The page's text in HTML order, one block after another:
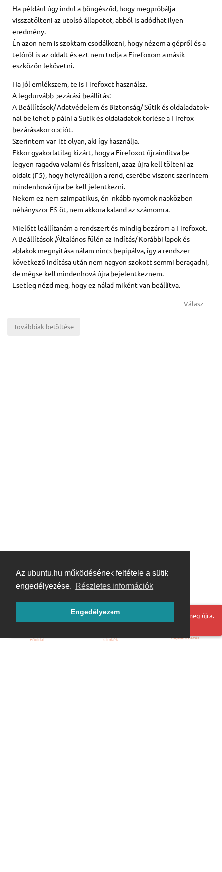
Az ubuntu.hu működésének feltétele a sütik
engedélyezése. Részletes információk
Engedélyezem
Ha például úgy indul a böngésződ, hogy megpróbálja
visszatölteni az utolsó állapotot, abból is adódhat ilyen
eredmény.
Én azon nem is szoktam csodálkozni, hogy nézem a gépről és a
telóról is az oldalt és ezt nem tudja a Firefoxom a másik
eszközön lekövetni.
Ha jól emlékszem, te is Firefoxot használsz.
A legdurvább bezárási beállítás:
A Beállítások/ Adatvédelem és Biztonság/ Sütik és oldaladatok-
nál be lehet pipálni a Sütik és oldaladatok törlése a Firefox
bezárásakor opciót.
Szerintem van itt olyan, aki így használja.
Ekkor gyakorlatilag kizárt, hogy a Firefoxot újraindítva be
legyen ragadva valami és frissíteni, azaz újra kell tölteni az
oldalt (F5), hogy helyreálljon a rend, cserébe viszont szerintem
mindenhová újra be kell jelentkezni.
Nekem ez nem szimpatikus, én inkább nyomok napközben
néhányszor F5-öt, nem akkora kaland az számomra.
Mielőtt leállítanám a rendszert és mindig bezárom a Firefoxot.
A Beállítások /Általános fülén az Indítás/ Korábbi lapok és
ablakok megnyitása nálam nincs bepipálva, így a rendszer
következő indítása után nem nagyon szokott semmi beragadni,
de mégse kell mindenhová újra bejelentkeznem.
Esetleg nézd meg, hogy ez nálad miként van beállítva.
Válasz
Továbbiak betöltése
Hoppá! Valami hiba történt. Frissítse az oldalt és próbálja meg újra.
Főoldal Címkék Bejelentkezés